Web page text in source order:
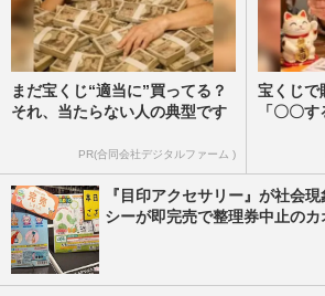
まだ宝くじ“適当に”買ってる？
それ、当たらない人の典型です
PR(合同会社デジタルファーム )
宝くじで
「〇〇す
『目印アクセサリー』が社会
シーが即完売で整理券中止のカ